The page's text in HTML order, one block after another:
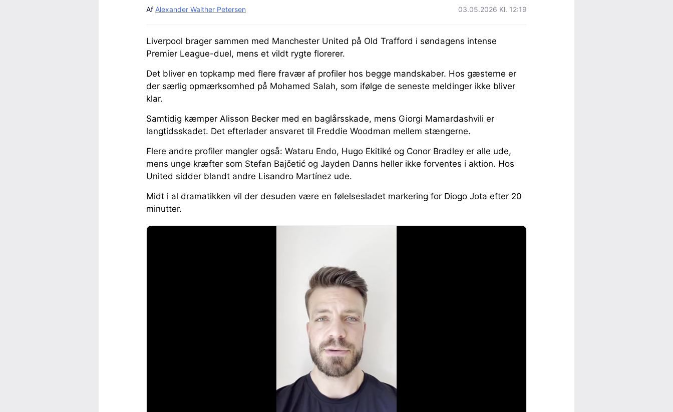
Af Alexander Walther Petersen 03.05.2026 Kl. 12:19
Liverpool brager sammen med Manchester United på Old Trafford i søndagens intense
Premier League-duel, mens et vildt rygte florerer.
Det bliver en topkamp med flere fravær af profiler hos begge mandskaber. Hos gæsterne er
der særlig opmærksomhed på Mohamed Salah, som ifølge de seneste meldinger ikke bliver
klar.
Samtidig kæmper Alisson Becker med en baglårsskade, mens Giorgi Mamardashvili er
langtidsskadet. Det efterlader ansvaret til Freddie Woodman mellem stængerne.
Flere andre profiler mangler også: Wataru Endo, Hugo Ekitiké og Conor Bradley er alle ude,
mens unge kræfter som Stefan Bajčetić og Jayden Danns heller ikke forventes i aktion. Hos
United sidder blandt andre Lisandro Martínez ude.
Midt i al dramatikken vil der desuden være en følelsesladet markering for Diogo Jota efter 20
minutter.